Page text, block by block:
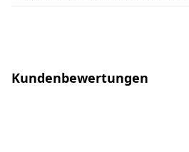
Kundenbewertungen